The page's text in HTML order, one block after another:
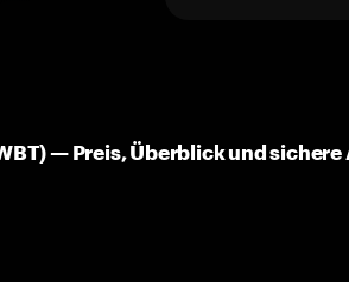
— Preis, Überblick und